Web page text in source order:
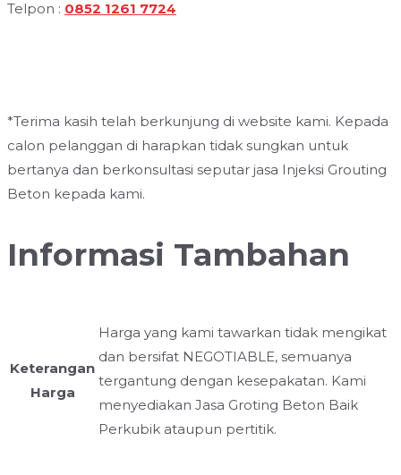
Telpon : 0852 1261 7724
*Terima kasih telah berkunjung di website kami. Kepada
calon pelanggan di harapkan tidak sungkan untuk
bertanya dan berkonsultasi seputar jasa Injeksi Grouting
Beton kepada kami.
Informasi Tambahan
Keterangan
Harga
Harga yang kami tawarkan tidak mengikat
dan bersifat NEGOTIABLE, semuanya
tergantung dengan kesepakatan. Kami
menyediakan Jasa Groting Beton Baik
Perkubik ataupun pertitik.